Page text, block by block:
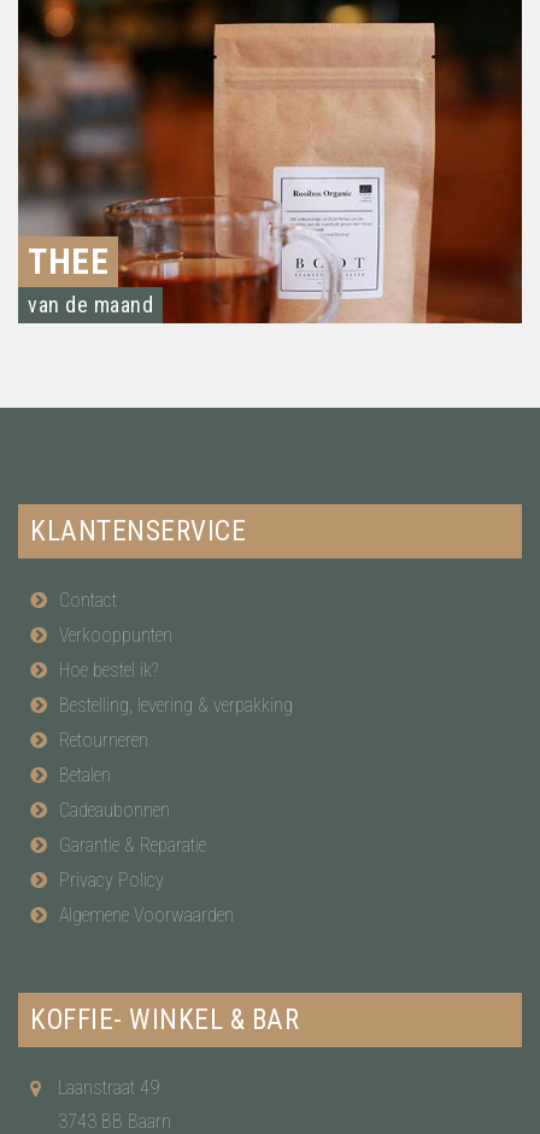
THEE
van de maand
KLANTENSERVICE
Contact
Verkooppunten
Hoe bestel ik?
Bestelling, levering & verpakking
Retourneren
Betalen
Cadeaubonnen
Garantie & Reparatie
Privacy Policy
Algemene Voorwaarden
KOFFIE- WINKEL & BAR
Laanstraat 49
3743 BB Baarn